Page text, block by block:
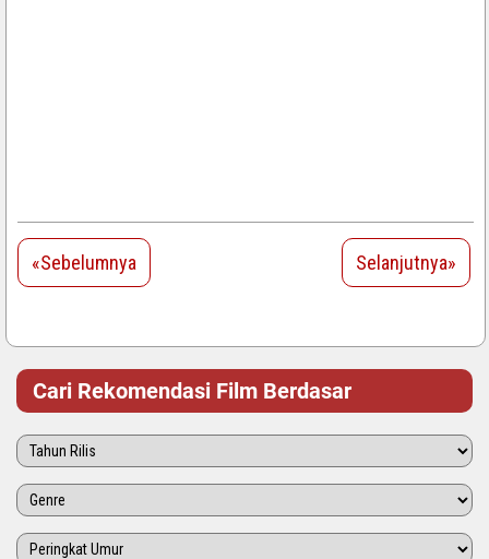
«Sebelumnya Selanjutnya»
Cari Rekomendasi Film Berdasar